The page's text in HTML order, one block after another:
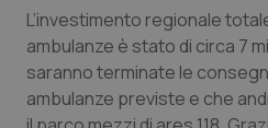
Emilia-Romagna
Friuli Venezia Giulia
Colesterolo &
Dermatite Atopica
L’investimento regionale
ambulanze è stato di circa 7
saranno terminate le
ambulanze previste e che